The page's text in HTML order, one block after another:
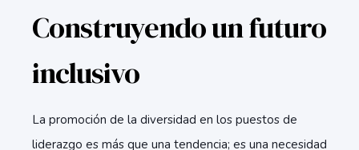
Construyendo un futuro
inclusivo
La promoción de la diversidad en los puestos de
liderazgo es más que una tendencia; es una necesidad